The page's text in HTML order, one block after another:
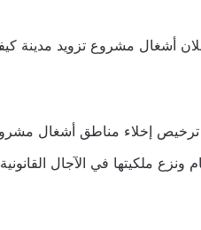
مشروع تزويد مدينة كيفه
إخلاء مناطق أشغال مشروع
ونزع ملكيتها في الآجال